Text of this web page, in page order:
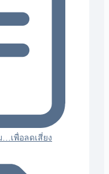
เพื่อลดเสี่ยง